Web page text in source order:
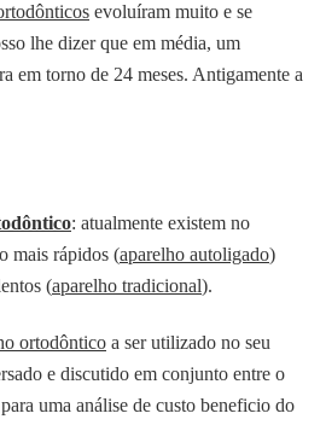
evoluíram muito e se
lhe dizer que em média, um
em torno de 24 meses. Antigamente a
: atualmente existem no
mais rápidos (aparelho autoligado)
(aparelho tradicional).
ortodôntico a ser utilizado no seu
e discutido em conjunto entre o
uma análise de custo beneficio do